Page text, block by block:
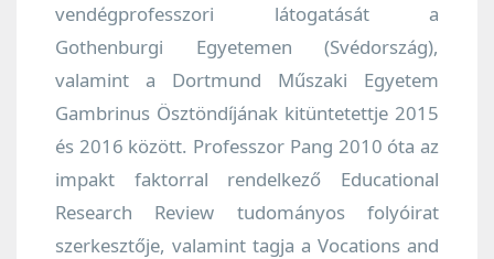
vendégprofesszori látogatását a
Gothenburgi Egyetemen (Svédország),
valamint a Dortmund Műszaki Egyetem
Gambrinus Ösztöndíjának kitüntetettje 2015
és 2016 között. Professzor Pang 2010 óta az
impakt faktorral rendelkező Educational
Research Review tudományos folyóirat
szerkesztője, valamint tagja a Vocations and